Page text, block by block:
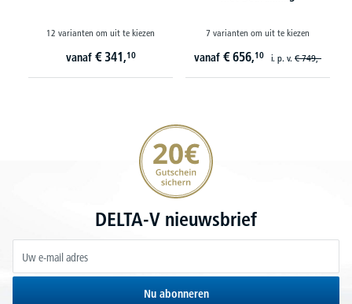
12 varianten om uit te kiezen
vanaf € 341,10
7 varianten om uit te kiezen
vanaf € 656,10 i. p. v. € 749,-
20€ korting verzekeren
DELTA-V nieuwsbrief
Nu abonneren